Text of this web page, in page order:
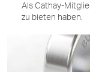
Als Cathay-
zu bieten haben.